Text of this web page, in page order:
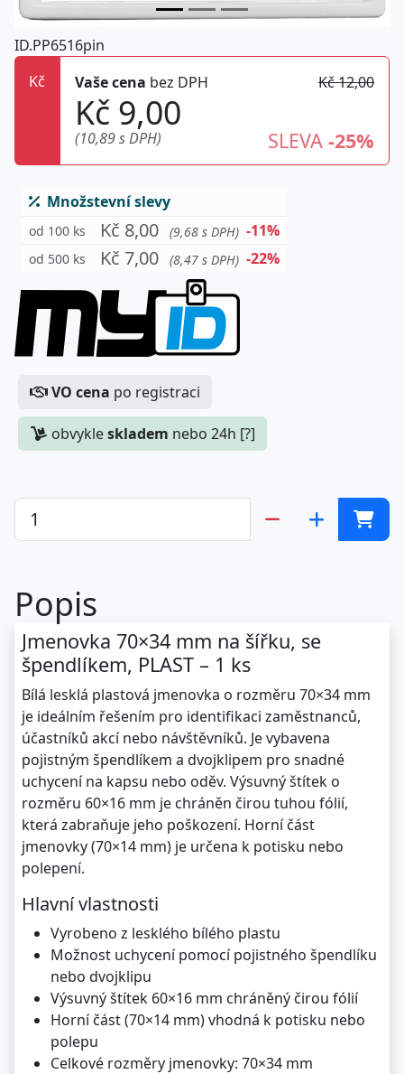
ID.PP6516pin
Kč
Vaše cena bez DPH Kč 12,00
Kč 9,00
(10,89 s DPH) SLEVA -25%
Množstevní slevy
od 100 ks Kč 8,00 (9,68 s DPH) -11%
od 500 ks Kč 7,00 (8,47 s DPH) -22%
VO cena po registraci
obvykleskladem nebo 24h [?]
Popis
Jmenovka 70×34 mm na šířku, se
špendlíkem, PLAST – 1 ks
Bílá lesklá plastová jmenovka o rozměru 70×34 mm
je ideálním řešením pro identifikaci zaměstnanců,
účastníků akcí nebo návštěvníků. Je vybavena
pojistným špendlíkem a dvojklipem pro snadné
uchycení na kapsu nebo oděv. Výsuvný štítek o
rozměru 60×16 mm je chráněn čirou tuhou fólií,
která zabraňuje jeho poškození. Horní část
jmenovky (70×14 mm) je určena k potisku nebo
polepení.
Hlavní vlastnosti
Vyrobeno z lesklého bílého plastu
Možnost uchycení pomocí pojistného špendlíku
nebo dvojklipu
Výsuvný štítek 60×16 mm chráněný čirou fólií
Horní část (70×14 mm) vhodná k potisku nebo
polepu
Celkové rozměry jmenovky: 70×34 mm